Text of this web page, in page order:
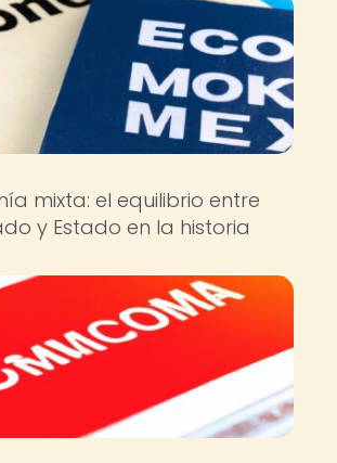
mixta: el equilibrio entre
y Estado en la historia